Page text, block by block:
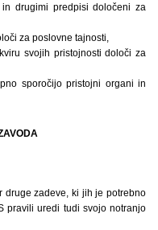
drugimi predpisi določeni za
za poslovne tajnosti,
svojih pristojnosti določi za
sporočijo pristojni organi in
druge zadeve, ki jih je potrebno
pravili uredi tudi svojo notranjo